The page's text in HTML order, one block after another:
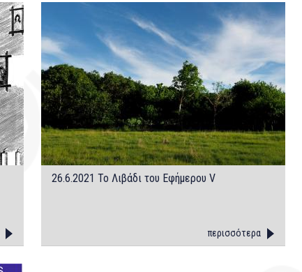
26.6.2021 Το Λιβάδι του Εφήμερου V
περισσότερα